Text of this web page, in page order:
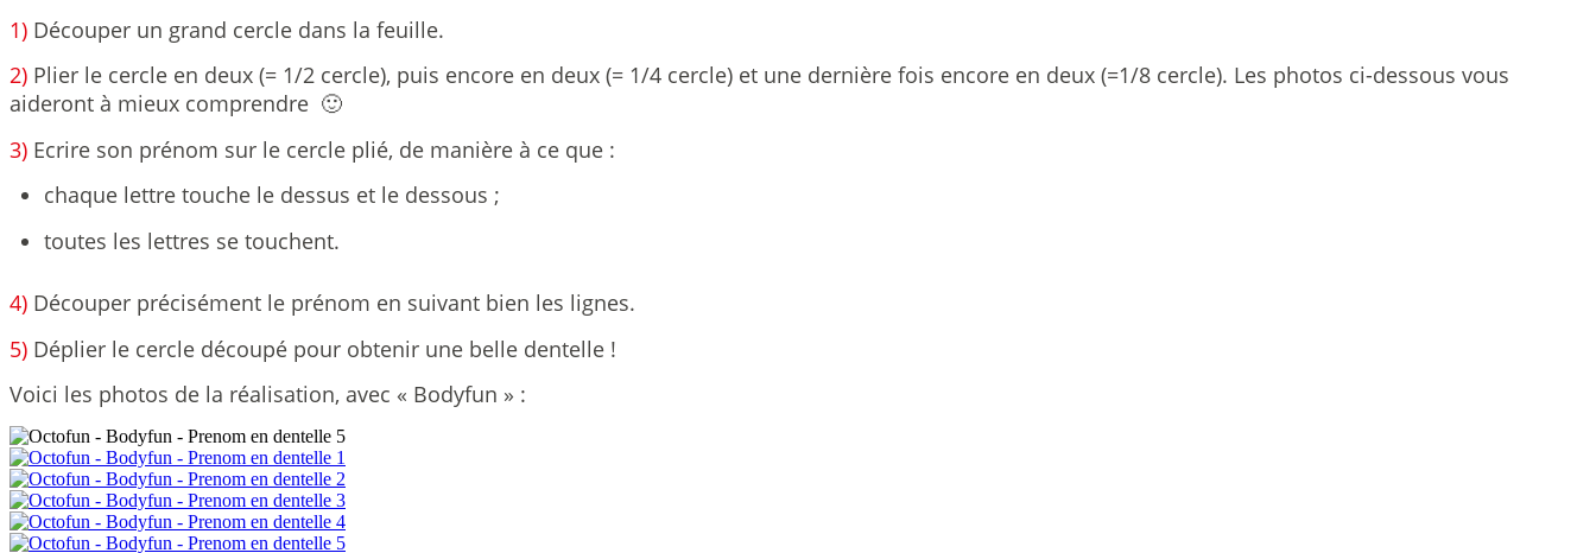
1) Découper un grand cercle dans la feuille.
2) Plier le cercle en deux (= 1/2 cercle), puis encore en deux (= 1/4 cercle) et une dernière fois encore en deux (=1/8 cercle). Les photos ci-dessous vous
aideront à mieux comprendre 🙂
3) Ecrire son prénom sur le cercle plié, de manière à ce que :
chaque lettre touche le dessus et le dessous ;
toutes les lettres se touchent.
4) Découper précisément le prénom en suivant bien les lignes.
5) Déplier le cercle découpé pour obtenir une belle dentelle !
Voici les photos de la réalisation, avec « Bodyfun » :